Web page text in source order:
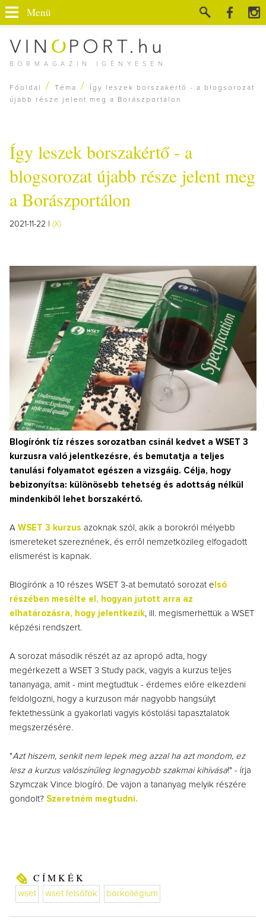
BORMAGAZIN IGÉNYESEN
Menü
Főoldal / Téma /
Így leszek borszakértő - a blogsorozat
újabb része jelent meg a Borászportálon
Így leszek borszakértő - a
blogsorozat újabb része jelent meg
a Borászportálon
2021-11-22 | (X)
Blogírónk tíz részes sorozatban csinál kedvet a WSET 3
kurzusra való jelentkezésre, és bemutatja a teljes
tanulási folyamatot egészen a vizsgáig. Célja, hogy
bebizonyítsa: különösebb tehetség és adottság nélkül
mindenkiből lehet borszakértő.
A WSET 3 kurzus azoknak szól, akik a borokról mélyebb
ismereteket szereznének, és erről nemzetközileg elfogadott
elismerést is kapnak.
Blogírónk a 10 részes WSET 3-at bemutató sorozat e lső
részében mesélte el, hogyan jutott arra az
elhatározásra, hogy jelentkezik, ill. megismerhettük a WSET
képzési rendszert.
A sorozat második részét az az apropó adta, hogy
megérkezett a WSET 3 Study pack, vagyis a kurzus teljes
tananyaga, amit - mint megtudtuk - érdemes előre elkezdeni
feldolgozni, hogy a kurzuson már nagyobb hangsúlyt
fektethessünk a gyakorlati vagyis kóstolási tapasztalatok
megszerzésére.
"Azt hiszem, senkit nem lepek meg azzal ha azt mondom, ez
lesz a kurzus valószínűleg legnagyobb szakmai kihívása!" - írja
Szymczak Vince blogíró. De vajon a tananyag melyik részére
gondolt? Szeretném megtudni.
CÍMKÉK
wset wset felsőfok borkollégium